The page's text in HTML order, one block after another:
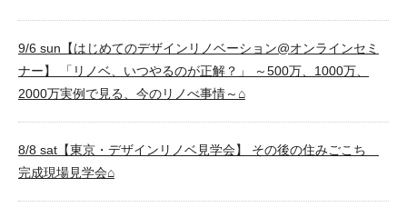
9/6 sun【はじめてのデザインリノベーション@オンラインセミ
ナー】 「リノベ、いつやるのが正解？」 ～500万、1000万、
2000万実例で見る、今のリノべ事情～⌂
8/8 sat【東京・デザインリノベ見学会】 その後の住みごこち
完成現場見学会⌂